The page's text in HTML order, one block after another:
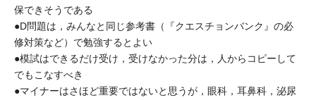
保できそうである
●D問題は，みんなと同じ参考書（『クエスチョンバンク』の必
修対策など）で勉強するとよい
●模試はできるだけ受け，受けなかった分は，人からコピーして
でもこなすべき
●マイナーはさほど重要ではないと思うが，眼科，耳鼻科，泌尿